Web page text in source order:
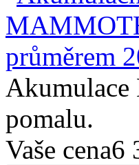
pomalu.
Vaše cena6